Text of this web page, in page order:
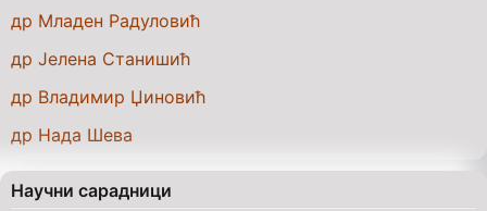
др Младен Радуловић
др Јелена Станишић
др Владимир Џиновић
др Нада Шева
Научни сарадници